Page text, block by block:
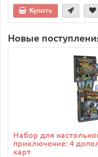
Купить
Новые
Набор для
приключение: 4
карт